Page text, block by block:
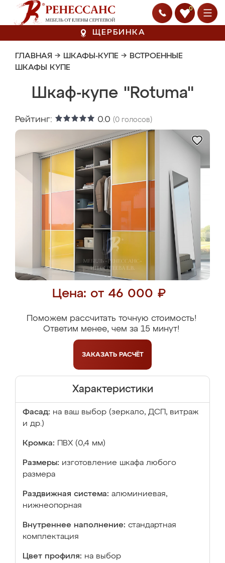
0
ЩЕРБИНКА
ГЛАВНАЯ → ШКАФЫ-КУПЕ → ВСТРОЕННЫЕ
ШКАФЫ КУПЕ
Шкаф-купе "Rotuma"
Рейтинг: 0.0 (0 голосов)
Цена: от 46 000 ₽
Поможем рассчитать точную стоимость!
Ответим менее, чем за 15 минут!
ЗАКАЗАТЬ РАСЧЁТ
Характеристики
Фасад: на ваш выбор (зеркало, ДСП, витраж
и др.)
Кромка: ПВХ (0,4 мм)
Размеры: изготовление шкафа любого
размера
Раздвижная система: алюминиевая,
нижнеопорная
Внутреннее наполнение: стандартная
комплектация
Цвет профиля: на выбор